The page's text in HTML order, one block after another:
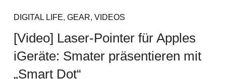
DIGITAL LIFE, GEAR, VIDEOS
[Video] Laser-Pointer für Apples
iGeräte: Smater präsentieren mit
„Smart Dot“